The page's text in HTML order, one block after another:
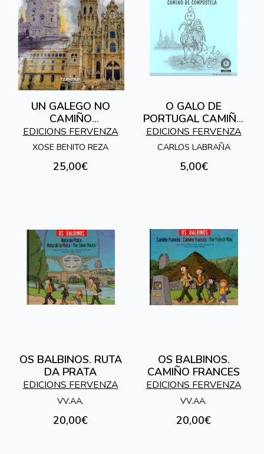
UN GALEGO NO
CAMIÑO
PORTUGUES. (DE
LISBOA A
EDICIONS FERVENZA
XOSE BENITO REZA
25,00€
O GALO DE
PORTUGAL CAMIÑO
DE COMPOSTELA. A
PINGUELA 86
EDICIONS FERVENZA
CARLOS LABRAÑA
5,00€
OS BALBINOS. RUTA
DA PRATA
EDICIONS FERVENZA
VV.AA.
20,00€
OS BALBINOS.
CAMIÑO FRANCES
EDICIONS FERVENZA
VV.AA.
20,00€